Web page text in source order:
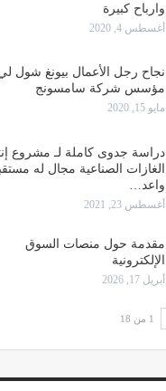
وارباح كبيرة
أغسطس 4, 2020
نجاح رجل الأعمال بيونغ شول
مؤسس شركة سامسونج
مايو 15, 2020
دراسة جدوى كاملة لـ مشروع
الغازات الصناعية مجال له
واعد…
أغسطس 23, 2021
مقدمة حول منصات السوق
الإلكترونية
أبريل 17, 2026
1 من 18